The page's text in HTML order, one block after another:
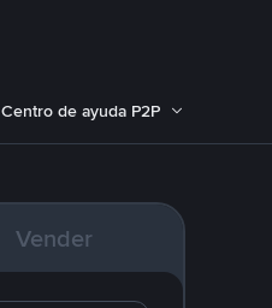
Centro de ayuda P2P
Vender